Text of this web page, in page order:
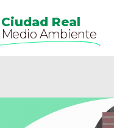
Ciudad Real
Medio Ambiente